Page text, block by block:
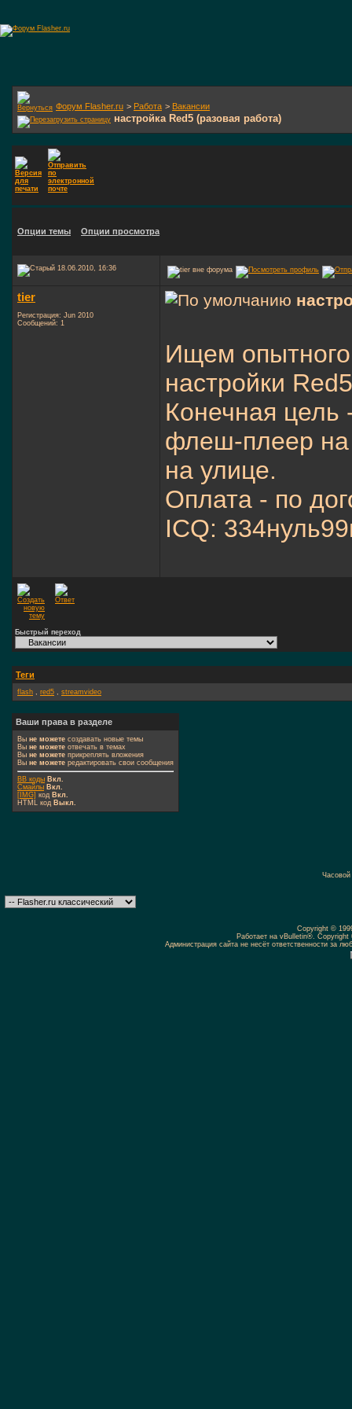
Форум Flasher.ru > Работа > Вакансии
настройка Red5 (разовая работа)
Опции темы Опции просмотра
18.06.2010, 16:36
tier
Регистрация: Jun 2010
Сообщений: 1
Ищем
настройки
Конечная цель
флеш-плеер на
на улице.
Оплата - по
ICQ:
Быстрый переход
Теги
flash , red5 , streamvideo
Ваши права в разделе
Вы не можете создавать новые темы
Вы не можете отвечать в темах
Вы не можете прикреплять вложения
Вы не можете редактировать свои сообщения
BB коды Вкл.
Смайлы Вкл.
[IMG] код Вкл.
HTML код Выкл.
Copyright ©
Работает на vBulletin®.
Администрация сайта не несёт ответственности за